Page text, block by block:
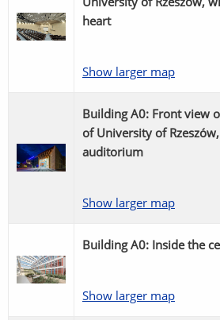
heart
Show larger map
Building A0: Front view
of University of
auditorium
Show larger map
Building A0: Inside the
Show larger map